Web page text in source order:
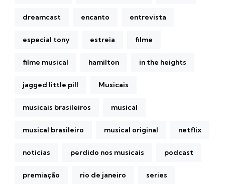
dreamcast encanto entrevista
especial tony estreia filme
filme musical hamilton in the heights
jagged little pill Musicais
musicais brasileiros musical
musical brasileiro musical original netflix
noticias perdido nos musicais podcast
premiação rio de janeiro series